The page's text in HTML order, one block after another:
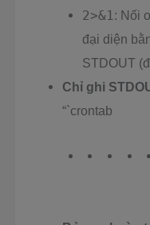
2>&1: Nối
đại diện
STDOUT
Chỉ ghi
“`crontab